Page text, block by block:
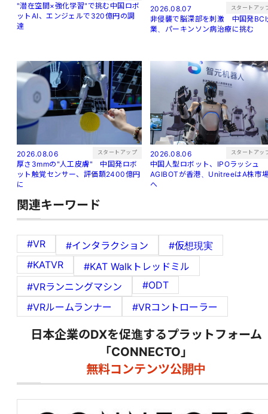
"潜在空間×強化学習"で挑む中国ロボ
ットAI、エンジェルで320億円の調
達
2026.08.07 スタートアッ
非侵襲で脳深部を刺激 中国発BCI
業、パーキンソン病治療に挑む
2026.08.06 スタートアップ
厚さ3mmの"人工皮膚" 中国発ロボ
ット触覚センサー、評価額2400億円
に
2026.08.06 スタートアッ
中国人型ロボット、IPOラッシュ
AGIBOTが香港、UnitreeはA株市
へ
関連キーワード
#VR #インタラクション
#仮想現実
#KATVR
#KAT Walkトレッドミル
#VRランニングマシン
#ODT
#VRルームランナー
#VRコントローラー
日本企業のDXを促進するプラットフォーム
「CONNECTO」
無料コンテンツ公開中